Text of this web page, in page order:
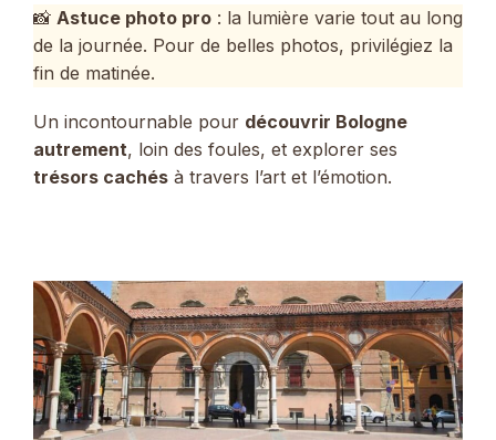
📸 Astuce photo pro : la lumière varie tout au long
de la journée. Pour de belles photos, privilégiez la
fin de matinée.
Un incontournable pour découvrir Bologne
autrement, loin des foules, et explorer ses
trésors cachés à travers l’art et l’émotion.